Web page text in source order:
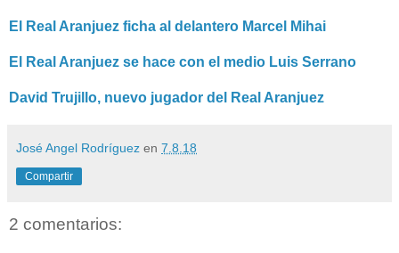
El Real Aranjuez ficha al delantero Marcel Mihai
El Real Aranjuez se hace con el medio Luis Serrano
David Trujillo, nuevo jugador del Real Aranjuez
José Angel Rodríguez en 7.8.18
Compartir
2 comentarios: